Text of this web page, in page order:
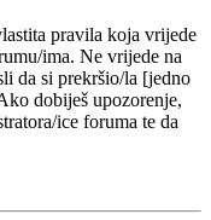
pravila koja vrijede
ima. Ne vrijede na
da si prekršio/la [jedno
dobiješ upozorenje,
ice foruma te da